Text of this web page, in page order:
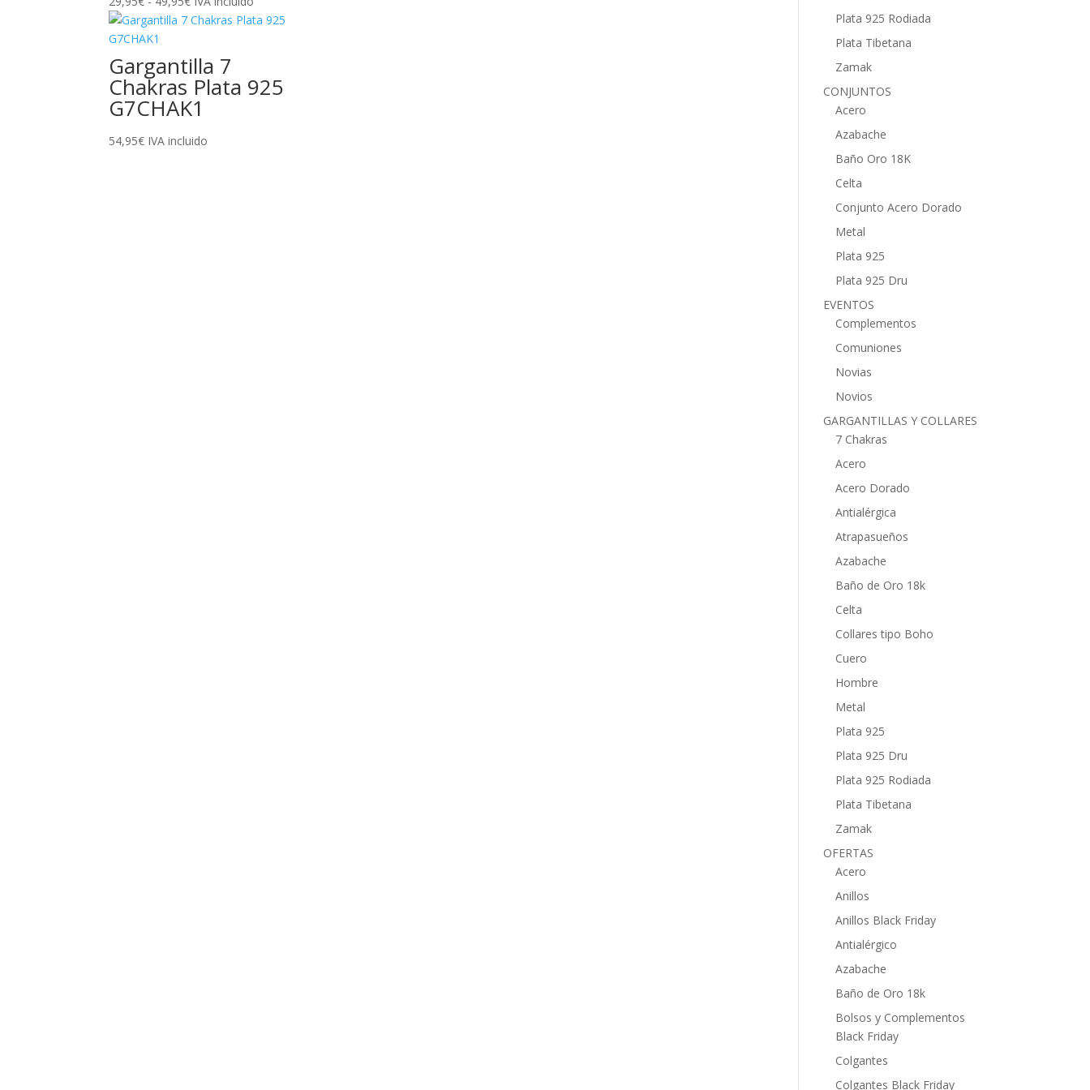
de
desde
29,95€
hasta
49,95€
Gargantilla 7
Chakras Plata 925
G7CHAK1
54,95€ IVA incluido
Plata 925 Rodiada
Plata Tibetana
Zamak
CONJUNTOS
Acero
Azabache
Baño Oro 18K
Celta
Conjunto Acero Dorado
Metal
Plata 925
Plata 925 Dru
EVENTOS
Complementos
Comuniones
Novias
Novios
GARGANTILLAS Y COLLARES
7 Chakras
Acero
Acero Dorado
Antialérgica
Atrapasueños
Azabache
Baño de Oro 18k
Celta
Collares tipo Boho
Cuero
Hombre
Metal
Plata 925
Plata 925 Dru
Plata 925 Rodiada
Plata Tibetana
Zamak
OFERTAS
Acero
Anillos
Anillos Black Friday
Antialérgico
Azabache
Baño de Oro 18k
Bolsos y Complementos
Black Friday
Colgantes
Colgantes Black Friday